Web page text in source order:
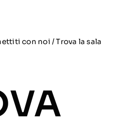
con noi / Trova la sala